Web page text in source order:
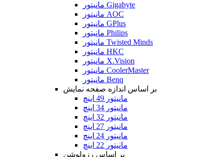
مانیتور Gigabyte
مانیتور AOC
مانیتور GPlus
مانیتور Philips
مانیتور Twisted Minds
مانیتور HKC
مانیتور X.Vision
مانیتور CoolerMaster
مانیتور Benq
بر اساس اندازه صفحه نمایش
مانیتور 49 اینچ
مانیتور 34 اینچ
مانیتور 32 اینچ
مانیتور 27 اینچ
مانیتور 24 اینچ
مانیتور 22 اینچ
بر اساس رزولوشن